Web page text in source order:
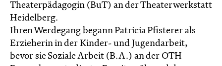
Theaterpädagogin (BuT) an der Theaterwerkstatt
Heidelberg.
Ihren Werdegang begann Patricia Pfisterer als
Erzieherin in der Kinder- und Jugendarbeit,
bevor sie Soziale Arbeit (B.A.) an der OTH